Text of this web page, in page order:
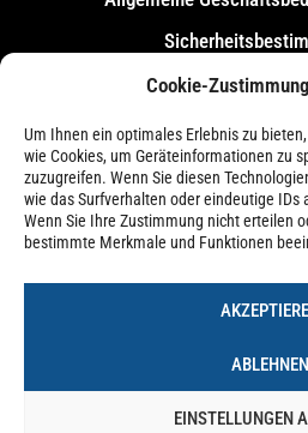
Cookie-
Um Ihnen ein optimales Erlebnis zu
wie Cookies, um Geräteinformationen zu
zuzugreifen. Wenn Sie diesen
wie das Surfverhalten oder eindeutige IDs
Wenn Sie Ihre Zustimmung nicht erteilen
bestimmte Merkmale und Funktionen
ABLEHNEN
EINSTELLUNGEN
Datenschutzerklärung